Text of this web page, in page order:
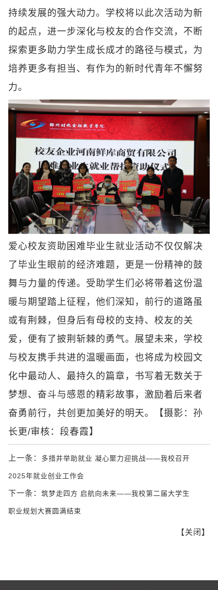
持续发展的强大动力。学校将以此次活动为新
的起点，进一步深化与校友的合作交流，不断
探索更多助力学生成长成才的路径与模式，为
培养更多有担当、有作为的新时代青年不懈努
力。
爱心校友资助困难毕业生就业活动不仅仅解决
了毕业生眼前的经济难题，更是一份精神的鼓
舞与力量的传递。受助学生们必将带着这份温
暖与期望踏上征程，他们深知，前行的道路虽
或有荆棘，但身后有母校的支持、校友的关
爱，便有了披荆斩棘的勇气。展望未来，学校
与校友携手共进的温暖画面，也将成为校园文
化中最动人、最持久的篇章，书写着无数关于
梦想、奋斗与感恩的精彩故事，激励着后来者
奋勇前行，共创更加美好的明天。【摄影：孙
长更/审核：段春霞】
上一条： 多措并举助就业 凝心聚力迎挑战——我校召开
2025年就业创业工作会
下一条： 筑梦走四方 启航向未来——我校第二届大学生
职业规划大赛圆满结束
【关闭 】